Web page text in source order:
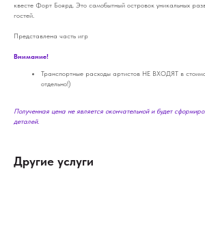
квесте Форт Боярд. Это самобытный островок уникальных
гостей.
Представлена часть игр
Внимание!
Транспортные расходы артистов НЕ ВХОДЯТ в
отдельно!)
Полученная цена не является окончательной и будет
деталей.
Другие услуги